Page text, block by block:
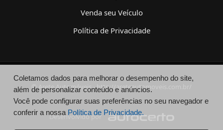
Venda seu Veículo
Política de Privacidade
© Arete Automóveis - http://areteautomoveis.com.br/
Desenvolvido por
Coletamos dados para melhorar o desempenho do site,
além de personalizar conteúdo e anúncios.
Você pode configurar suas preferências no seu navegador e
conferir a nossa Política de Privacidade.